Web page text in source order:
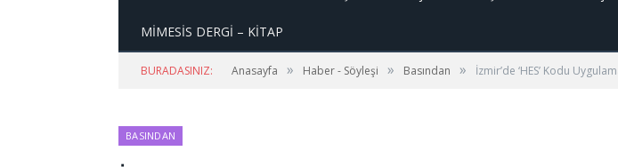
MİMESİS DERGİ – KİTAP
BURADASINIZ: Anasayfa » Haber - Söyleşi » Basından » İzmir’de ‘HES’ Kodu
BASINDAN